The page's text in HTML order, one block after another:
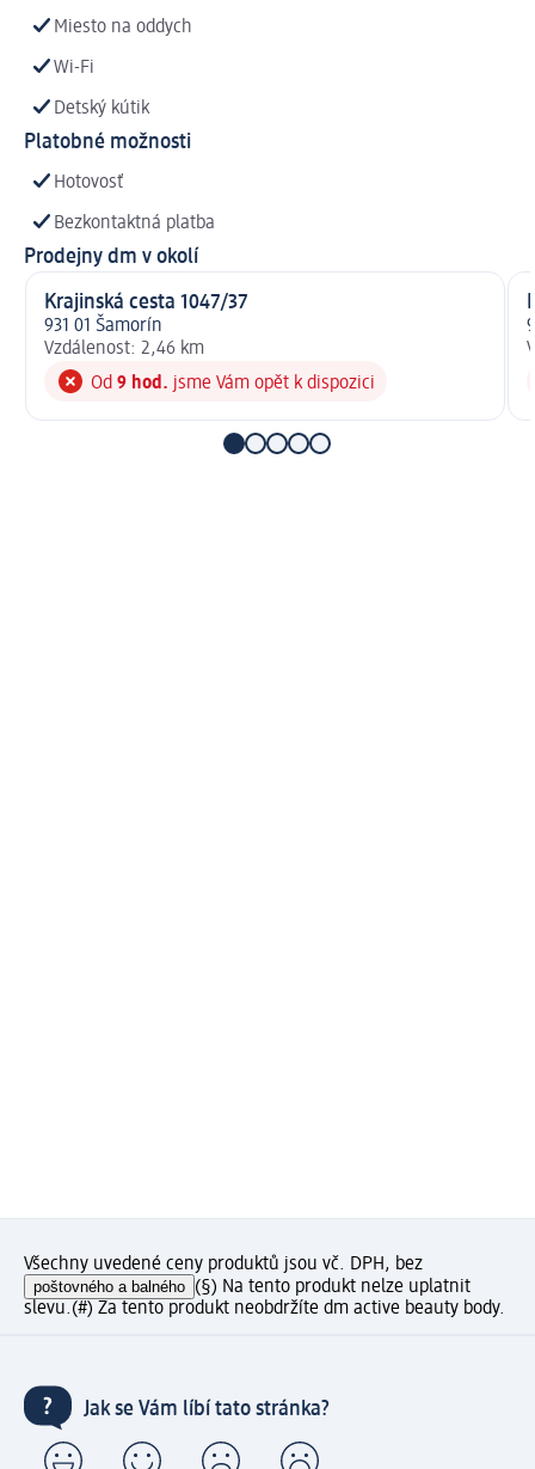
Miesto na oddych
Wi-Fi
Detský kútik
Platobné možnosti
Hotovosť
Bezkontaktná platba
Prodejny dm v okolí
Krajinská cesta 1047/37
931 01 Šamorín
Vzdálenost: 2,46 km
Od 9 hod. jsme Vám opět k dispozici
Všechny uvedené ceny produktů jsou vč. DPH, bez
poštovného a balného (§) Na tento produkt nelze uplatnit
slevu.(#) Za tento produkt neobdržíte dm active beauty body.
Jak se Vám líbí tato stránka?